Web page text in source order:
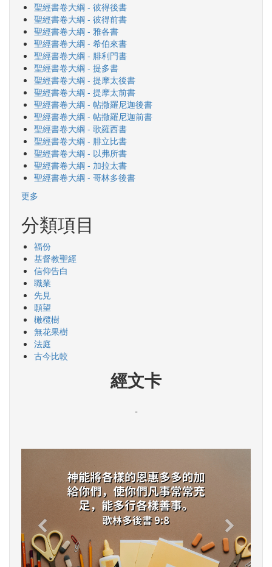
聖經書卷大綱 - 彼得後書
聖經書卷大綱 - 彼得前書
聖經書卷大綱 - 雅各書
聖經書卷大綱 - 希伯來書
聖經書卷大綱 - 腓利門書
聖經書卷大綱 - 提多書
聖經書卷大綱 - 提摩太後書
聖經書卷大綱 - 提摩太前書
聖經書卷大綱 - 帖撒羅尼迦後書
聖經書卷大綱 - 帖撒羅尼迦前書
聖經書卷大綱 - 歌羅西書
聖經書卷大綱 - 腓立比書
聖經書卷大綱 - 以弗所書
聖經書卷大綱 - 加拉太書
聖經書卷大綱 - 哥林多後書
更多
分類項目
福份
基督教聖經
信仰告白
職業
先見
願望
橄欖樹
無花果樹
法庭
古今比較
經文卡
-